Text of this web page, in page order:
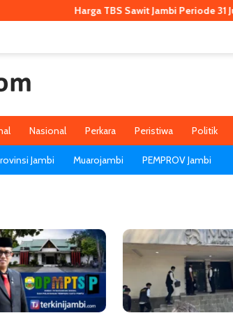
Harga TBS Sawit Jambi Periode 31
Nasional Perkara Peristiwa Politik
Jambi Muarojambi PEMPROV Jambi